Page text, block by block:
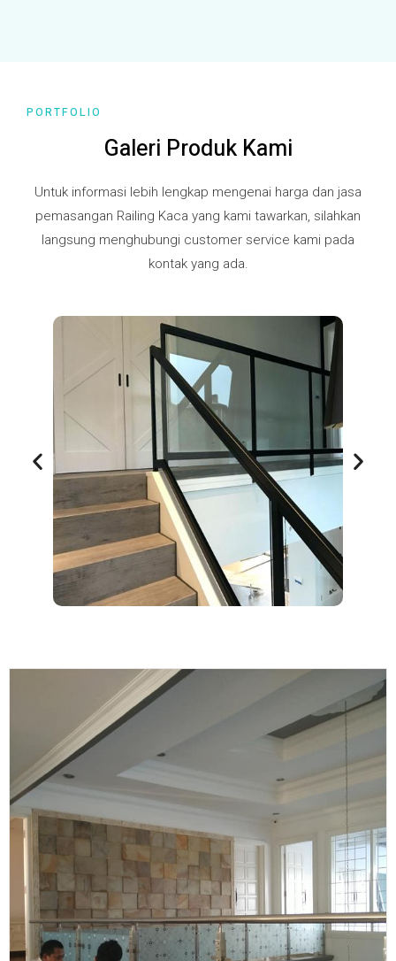
PORTFOLIO
Galeri Produk Kami
Untuk informasi lebih lengkap mengenai harga dan jasa
pemasangan Railing Kaca yang kami tawarkan, silahkan
langsung menghubungi customer service kami pada
kontak yang ada.